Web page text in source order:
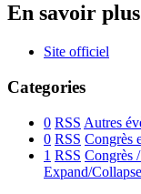
En savoir plus
Site officiel
Categories
0 RSS Autres
0 RSS Congrès
1 RSS Congrès
Expand/Collapse